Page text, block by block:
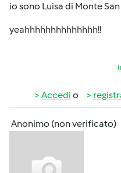
io sono Luisa di Monte
yeahhhhhhhhhhhhhh!!
Accedi o
Anonimo (non verificato)